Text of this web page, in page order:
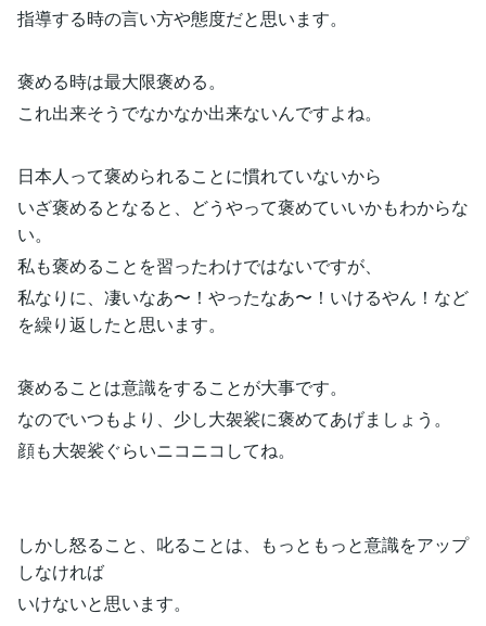
指導する時の言い方や態度だと思います。
褒める時は最大限褒める。
これ出来そうでなかなか出来ないんですよね。
日本人って褒められることに慣れていないから
いざ褒めるとなると、どうやって褒めていいかもわからな
い。
私も褒めることを習ったわけではないですが、
私なりに、凄いなあ〜！やったなあ〜！いけるやん！など
を繰り返したと思います。
褒めることは意識をすることが大事です。
なのでいつもより、少し大袈裟に褒めてあげましょう。
顔も大袈裟ぐらいニコニコしてね。
しかし怒ること、叱ることは、もっともっと意識をアップ
しなければ
いけないと思います。